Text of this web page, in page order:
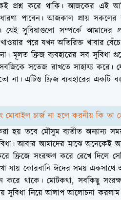
প্রশ্ন করে থাকি। আজকের এই
ধারণা পাবেন। আজকাল প্রায়
সুবিধাগুলো সম্পর্কে আমাদের
পরে যখন অতিরিক্ত খাবার
মূলত ফ্রিজ ব্যবহারের সব সুবিধা
সতেজ রাখতে সাহায্য
না। এটিও ফ্রিজ ব্যবহারের একটি
মোবাইল চার্জ না হলে করনীয় কি তা
হয় তবে মৌসুম ব্যতীত অন্যান্য
আবার আমাদের মাঝে অনেকেই
সংরক্ষণ করে রেখে দিলে
যায় কোরবানি ঈদের সময়
থাকে। মোটকথা, সবকিছু
সুবিধা নিয়ে আলাপ আলোচনা